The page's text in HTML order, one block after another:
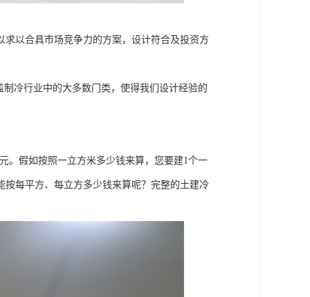
以合具市场竞争力的方案，设计符合及投资方
冷行业中的大多数门类，使得我们设计经验的
假如按照一立方米多少钱来算，您要建1个一
每平方、每立方多少钱来算呢？完整的土建冷